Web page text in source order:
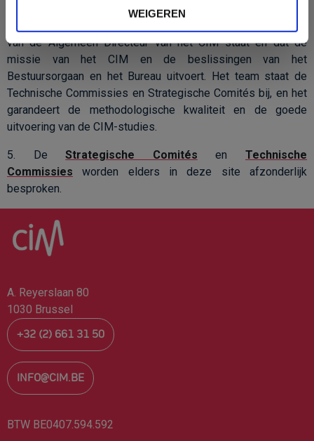
WEIGEREN
van de Algemeen Directeur van het CIM staat en dat de
missie van het CIM en de beslissingen van het
Bestuursorgaan en het Bureau uitvoert. Het team staat de
Technische Commissies en Strategische Comités bij, en het
garandeert de methodologische kwaliteit en de goede
uitvoering van de CIM-studies.
5. DeStrategische Comités enTechnische
Commissies worden elders in deze site afzonderlijk
besproken.
A. Reyerslaan 80
1030 Brussel
+32 (2) 661 31 50
INFO@CIM.BE
BTW BE0407.594.592